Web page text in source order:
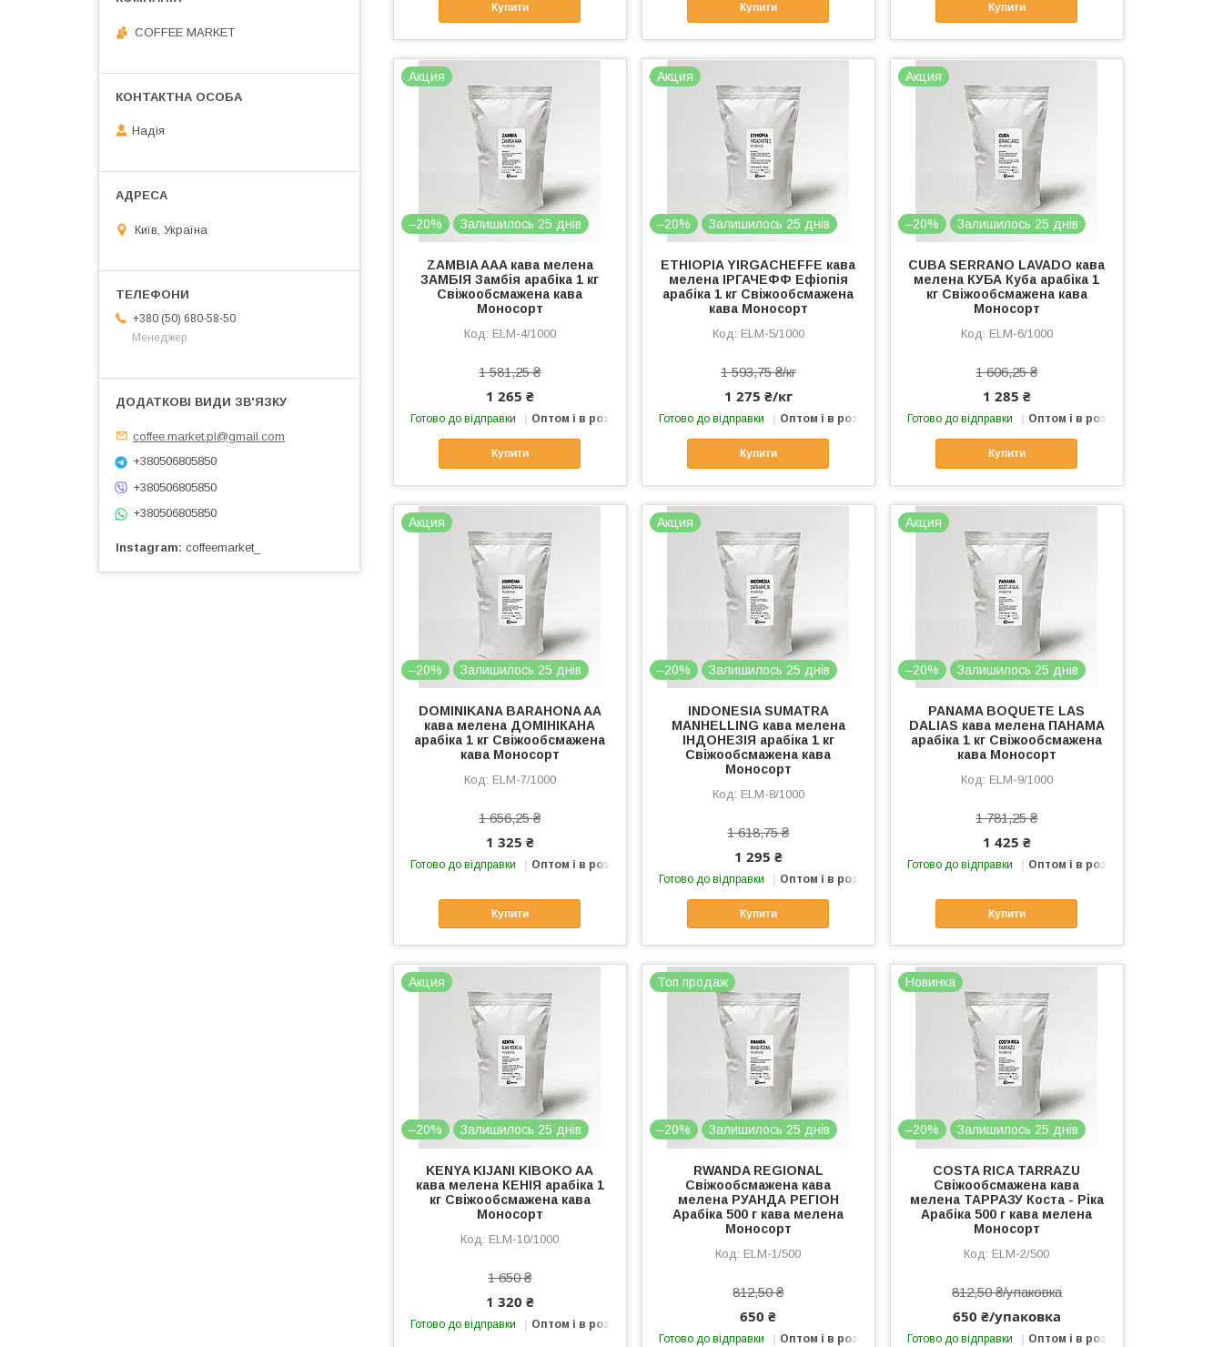
Купити Купити Купити
Акция
–20% Залишилось 25 днів
ZAMBIA AAA кава мелена
ЗАМБІЯ Замбія арабіка 1 кг
Свіжообсмажена кава
Моносорт
ELМ-4/1000
1 581,25 ₴
1 265 ₴
Готово до відправки Оптом і в роздріб
Купити
Акция
–20% Залишилось 25 днів
ETHIOPIA YIRGACHEFFE кава
мелена ІРГАЧЕФФ Ефіопія
арабіка 1 кг Свіжообсмажена
кава Моносорт
ELМ-5/1000
1 593,75 ₴/кг
1 275 ₴/кг
Готово до відправки Оптом і в роздріб
Купити
Акция
–20% Залишилось 25 днів
CUBA SERRANO LAVADO кава
мелена КУБА Куба арабіка 1
кг Свіжообсмажена кава
Моносорт
ELМ-6/1000
1 606,25 ₴
1 285 ₴
Готово до відправки Оптом і в роздріб
Купити
Акция
–20% Залишилось 25 днів
DOMINIKANA BARAHONA AA
кава мелена ДОМІНІКАНА
арабіка 1 кг Свіжообсмажена
кава Моносорт
ELМ-7/1000
1 656,25 ₴
1 325 ₴
Готово до відправки Оптом і в роздріб
Купити
Акция
–20% Залишилось 25 днів
INDONESIA SUMATRA
MANHELLING кава мелена
ІНДОНЕЗІЯ арабіка 1 кг
Свіжообсмажена кава
Моносорт
ELМ-8/1000
1 618,75 ₴
1 295 ₴
Готово до відправки Оптом і в роздріб
Купити
Акция
–20% Залишилось 25 днів
PANAMA BOQUETE LAS
DALIAS кава мелена ПАНАМА
арабіка 1 кг Свіжообсмажена
кава Моносорт
ELМ-9/1000
1 781,25 ₴
1 425 ₴
Готово до відправки Оптом і в роздріб
Купити
Акция
–20% Залишилось 25 днів
KENYA KIJANI KIBOKO AA
кава мелена КЕНІЯ арабіка 1
кг Свіжообсмажена кава
Моносорт
ELМ-10/1000
1 650 ₴
1 320 ₴
Готово до відправки Оптом і в роздріб
Топ продаж
–20% Залишилось 25 днів
RWANDA REGIONAL
Свіжообсмажена кава
мелена РУАНДА РЕГІОН
Арабіка 500 г кава мелена
Моносорт
ELМ-1/500
812,50 ₴
650 ₴
Готово до відправки Оптом і в роздріб
Новинка
–20% Залишилось 25 днів
COSTA RICA TARRAZU
Свіжообсмажена кава
мелена ТАРРАЗУ Коста - Ріка
Арабіка 500 г кава мелена
Моносорт
ELМ-2/500
812,50 ₴/упаковка
650 ₴/упаковка
Готово до відправки Оптом і в роздріб
COFFEE MARKET
Надія
Київ, Україна
+380 (50) 680-58-50
Менеджер
coffee.market.pl@gmail.com
+380506805850
+380506805850
+380506805850
Instagram coffeemarket_